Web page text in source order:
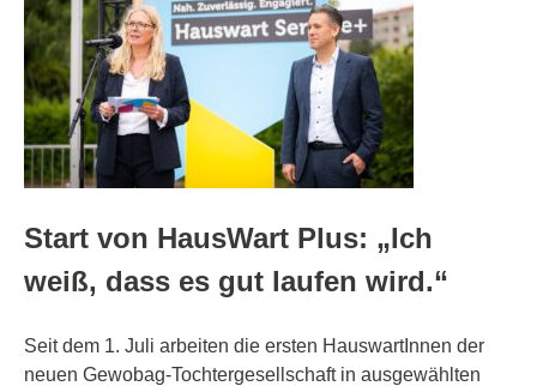
Start von HausWart Plus: „Ich
weiß, dass es gut laufen wird.“
Seit dem 1. Juli arbeiten die ersten HauswartInnen der
neuen Gewobag-Tochtergesellschaft in ausgewählten